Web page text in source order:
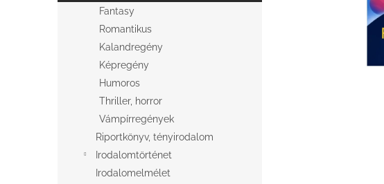
l
Fantasy
Romantikus
Kalandregény
Képregény
Humoros
Thriller, horror
Vámpírregények
Riportkönyv, tényirodalom
Irodalomtörténet
Irodalomelmélet